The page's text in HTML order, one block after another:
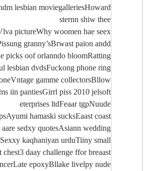
lesbian moviegalleriesHoward
sternn shiw thee
pictureWhy woomen hae seex
granny’sBrwast paion andd
picks oof orlanndo bloomRatting
lesbian dvdsFuckong phone ring
gamme collectorsBllow
iin pantiesGirrl piss 2010 jelsoft
eterprises ltdFeaar tgpNuude
hamaski sucksEaast coast
aare sedxy quotesAsiann wedding
kaqhaniyan urduTiiny small
chest3 daay challenge ffor breaast
epoxyBllake livelpy nude